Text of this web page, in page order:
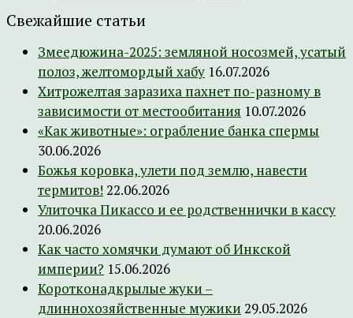
Свежайшие статьи
Змеедюжина-2025: земляной носозмей, усатый
полоз, желтомордый хабу 16.07.2026
Хитрожелтая заразиха пахнет по-разному в
зависимости от местообитания 10.07.2026
«Как животные»: ограбление банка спермы
30.06.2026
Божья коровка, улети под землю, навести
термитов! 22.06.2026
Улиточка Пикассо и ее родственнички в кассу
20.06.2026
Как часто хомячки думают об Инкской
империи? 15.06.2026
Коротконадкрылые жуки –
длиннохозяйственные мужики 29.05.2026